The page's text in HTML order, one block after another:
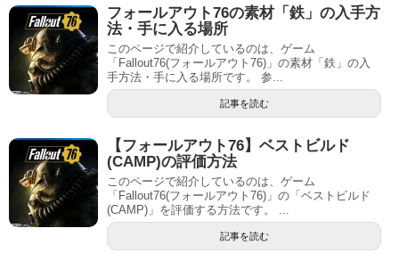
フォールアウト76の素材「鉄」の入手方
法・手に入る場所
このページで紹介しているのは、ゲーム
「Fallout76(フォールアウト76)」の素材「鉄」の入
手方法・手に入る場所です。 参...
記事を読む
【フォールアウト76】ベストビルド
(CAMP)の評価方法
このページで紹介しているのは、ゲーム
「Fallout76(フォールアウト76)」の「ベストビルド
(CAMP)」を評価する方法です。 ...
記事を読む